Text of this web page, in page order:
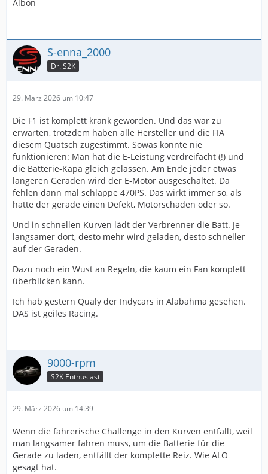
Albon
S-enna_2000
Dr. S2K
29. März 2026 um 10:47
Die F1 ist komplett krank geworden. Und das war zu
erwarten, trotzdem haben alle Hersteller und die FIA
diesem Quatsch zugestimmt. Sowas konnte nie
funktionieren: Man hat die E-Leistung verdreifacht (!) und
die Batterie-Kapa gleich gelassen. Am Ende jeder etwas
längeren Geraden wird der E-Motor ausgeschaltet. Da
fehlen dann mal schlappe 470PS. Das wirkt immer so, als
hätte der gerade einen Defekt, Motorschaden oder so.
Und in schnellen Kurven lädt der Verbrenner die Batt. Je
langsamer dort, desto mehr wird geladen, desto schneller
auf der Geraden.
Dazu noch ein Wust an Regeln, die kaum ein Fan komplett
überblicken kann.
Ich hab gestern Qualy der Indycars in Alabahma gesehen.
DAS ist geiles Racing.
9000-rpm
S2K Enthusiast
29. März 2026 um 14:39
Wenn die fahrerische Challenge in den Kurven entfällt, weil
man langsamer fahren muss, um die Batterie für die
Gerade zu laden, entfällt der komplette Reiz. Wie ALO
gesagt hat.